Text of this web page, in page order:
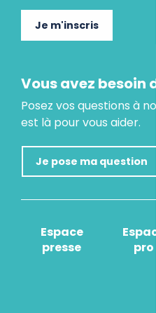
Je m'inscris
Vous avez besoin
Posez vos questions à
est là pour vous aider.
Je pose ma question
Espace
presse
pro